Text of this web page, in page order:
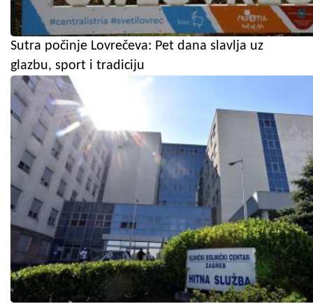
Sutra počinje Lovrečeva: Pet dana slavlja uz
glazbu, sport i tradiciju